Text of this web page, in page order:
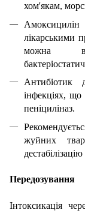
хом'якам,
лікарськими
можна
Антибіотик
інфекціях, що
пеніциліназ.
жуйних
Передозування
Інтоксикація